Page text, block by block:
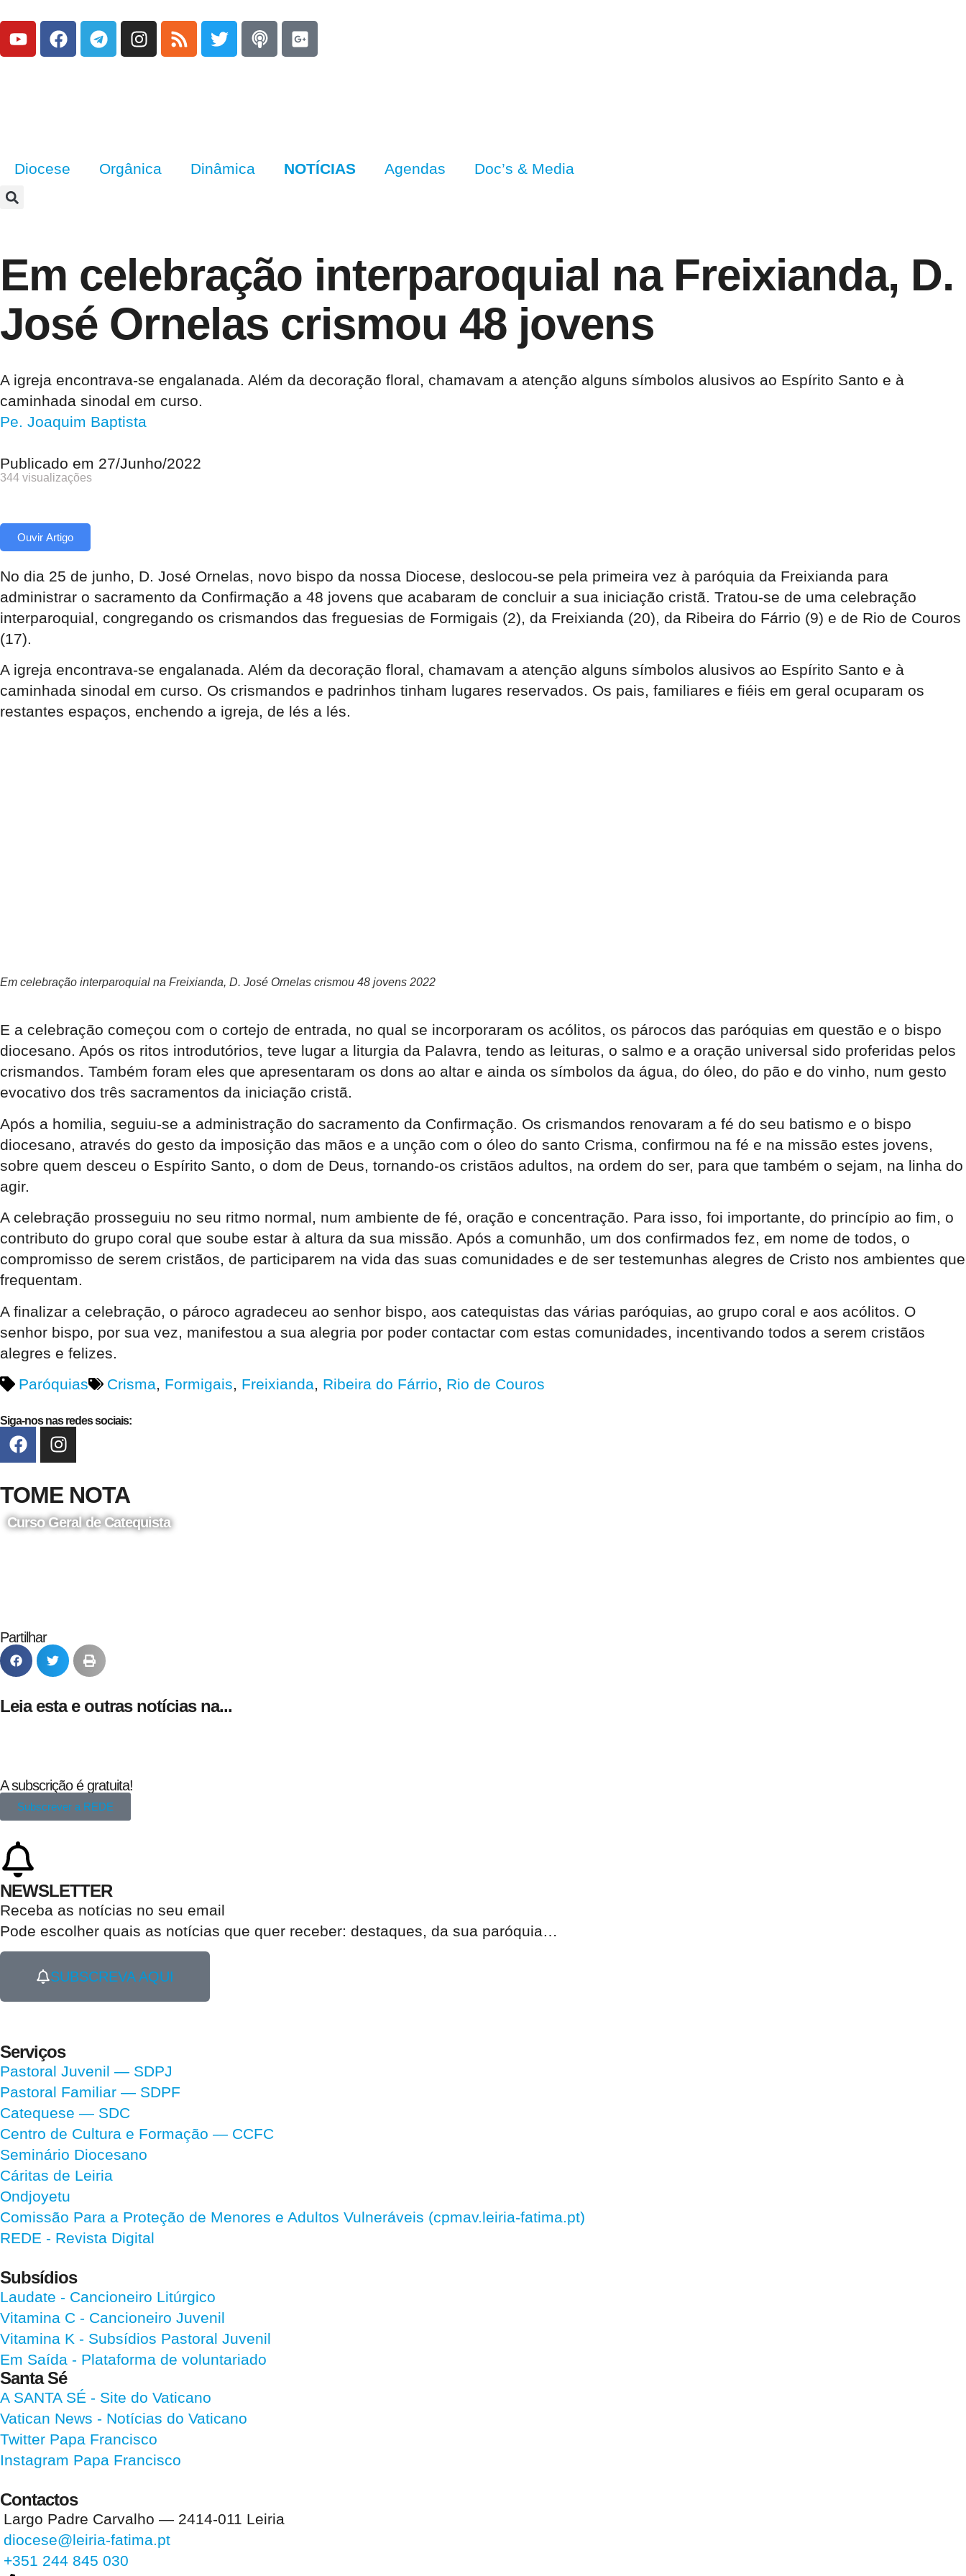
Diocese Orgânica Dinâmica NOTÍCIAS Agendas Doc’s & Media
Em celebração interparoquial na Freixianda, D.
José Ornelas crismou 48 jovens
A igreja encontrava-se engalanada. Além da decoração floral, chamavam a atenção alguns símbolos alusivos ao Espírito Santo e à
caminhada sinodal em curso.
Pe. Joaquim Baptista
Publicado em 27/Junho/2022
344 visualizações
Ouvir Artigo
No dia 25 de junho, D. José Ornelas, novo bispo da nossa Diocese, deslocou-se pela primeira vez à paróquia da Freixianda para
administrar o sacramento da Confirmação a 48 jovens que acabaram de concluir a sua iniciação cristã. Tratou-se de uma celebração
interparoquial, congregando os crismandos das freguesias de Formigais (2), da Freixianda (20), da Ribeira do Fárrio (9) e de Rio de Couros
(17).
A igreja encontrava-se engalanada. Além da decoração floral, chamavam a atenção alguns símbolos alusivos ao Espírito Santo e à
caminhada sinodal em curso. Os crismandos e padrinhos tinham lugares reservados. Os pais, familiares e fiéis em geral ocuparam os
restantes espaços, enchendo a igreja, de lés a lés.
Em celebração interparoquial na Freixianda, D. José Ornelas crismou 48 jovens 2022
E a celebração começou com o cortejo de entrada, no qual se incorporaram os acólitos, os párocos das paróquias em questão e o bispo
diocesano. Após os ritos introdutórios, teve lugar a liturgia da Palavra, tendo as leituras, o salmo e a oração universal sido proferidas pelos
crismandos. Também foram eles que apresentaram os dons ao altar e ainda os símbolos da água, do óleo, do pão e do vinho, num gesto
evocativo dos três sacramentos da iniciação cristã.
Após a homilia, seguiu-se a administração do sacramento da Confirmação. Os crismandos renovaram a fé do seu batismo e o bispo
diocesano, através do gesto da imposição das mãos e a unção com o óleo do santo Crisma, confirmou na fé e na missão estes jovens,
sobre quem desceu o Espírito Santo, o dom de Deus, tornando-os cristãos adultos, na ordem do ser, para que também o sejam, na linha do
agir.
A celebração prosseguiu no seu ritmo normal, num ambiente de fé, oração e concentração. Para isso, foi importante, do princípio ao fim, o
contributo do grupo coral que soube estar à altura da sua missão. Após a comunhão, um dos confirmados fez, em nome de todos, o
compromisso de serem cristãos, de participarem na vida das suas comunidades e de ser testemunhas alegres de Cristo nos ambientes que
frequentam.
A finalizar a celebração, o pároco agradeceu ao senhor bispo, aos catequistas das várias paróquias, ao grupo coral e aos acólitos. O
senhor bispo, por sua vez, manifestou a sua alegria por poder contactar com estas comunidades, incentivando todos a serem cristãos
alegres e felizes.
Paróquias
Crisma, Formigais, Freixianda, Ribeira do Fárrio, Rio de Couros
Siga-nos nas redes sociais:
TOME NOTA
Curso Geral de Catequista
Partilhar
Leia esta e outras notícias na...
A subscrição é gratuita!
Subscrever a REDE
NEWSLETTER
Receba as notícias no seu email​
Pode escolher quais as notícias que quer receber: destaques, da sua paróquia…
SUBSCREVA AQUI
Serviços
Pastoral Juvenil — SDPJ
Pastoral Familiar — SDPF
Catequese — SDC
Centro de Cultura e Formação — CCFC
Seminário Diocesano
Cáritas de Leiria
Ondjoyetu
Comissão Para a Proteção de Menores e Adultos Vulneráveis (cpmav.leiria-fatima.pt)
REDE - Revista Digital
Subsídios
Laudate - Cancioneiro Litúrgico
Vitamina C - Cancioneiro Juvenil
Vitamina K - Subsídios Pastoral Juvenil
Em Saída - Plataforma de voluntariado
Santa Sé
A SANTA SÉ - Site do Vaticano
Vatican News - Notícias do Vaticano
Twitter Papa Francisco
Instagram Papa Francisco
Contactos
Largo Padre Carvalho — 2414-011 Leiria
diocese@leiria-fatima.pt
+351 244 845 030